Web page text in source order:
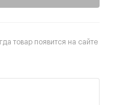
товар появится на сайте